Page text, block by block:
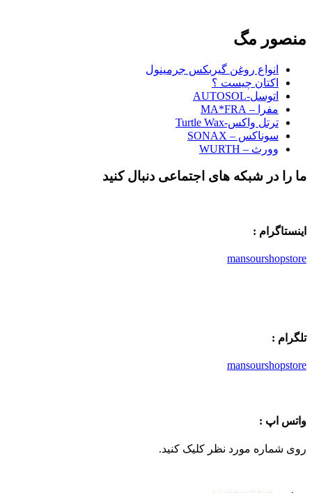
منصور مگ
انواع روغن گیربکس جرمینول
اکتان چیست ؟
اتوسل-AUTOSOL
مفرا – MA*FRA
ترتل واکس-Turtle Wax
سوناکس – SONAX
وورث – WURTH
ما را در شبکه های اجتماعی دنبال کنید
اینستاگرام :
mansourshopstore
تلگرام :
mansourshopstore
واتس اپ :
روی شماره مورد نظر کلیک کنید.